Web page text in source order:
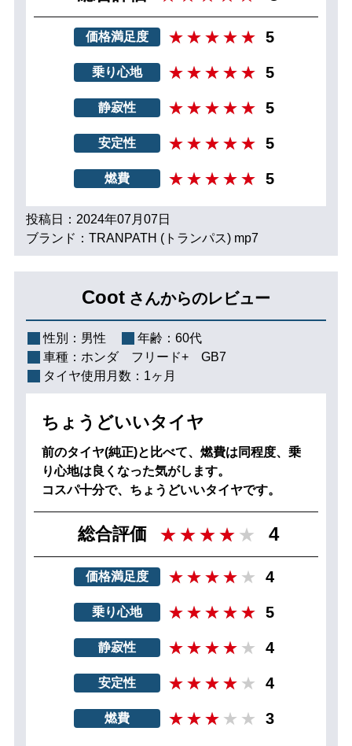
価格満足度 5
乗り心地 5
静寂性 5
安定性 5
燃費 5
投稿日：2024年07月07日
ブランド：TRANPATH (トランパス) mp7
Coot さんからのレビュー
性別： 男性 年齢： 60代
車種： ホンダ フリード+ GB7
タイヤ使用月数： 1ヶ月
ちょうどいいタイヤ
前のタイヤ(純正)と比べて、燃費は同程度、乗
り心地は良くなった気がします。
コスパ十分で、ちょうどいいタイヤです。
総合評価 4
価格満足度 4
乗り心地 5
静寂性 4
安定性 4
燃費 3